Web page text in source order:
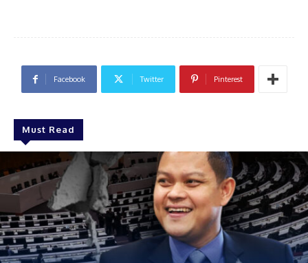
Facebook Twitter Pinterest
Must Read